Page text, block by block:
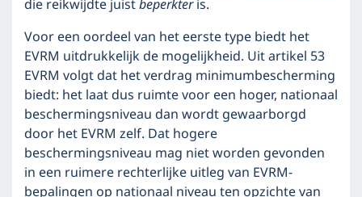
die reikwijdte juistbeperkteris.
Voor een oordeel van het eerste type biedt het
EVRM uitdrukkelijk de mogelijkheid. Uit artikel 53
EVRM volgt dat het verdrag minimumbescherming
biedt: het laat dus ruimte voor een hoger, nationaal
beschermingsniveau dan wordt gewaarborgd
door het EVRM zelf. Dat hogere
beschermingsniveau mag niet worden gevonden
in een ruimere rechterlijke uitleg van EVRM-
bepalingen op nationaal niveau ten opzichte van